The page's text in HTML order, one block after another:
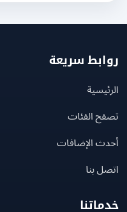
سريعة
الفئات
الإضافات
بنا